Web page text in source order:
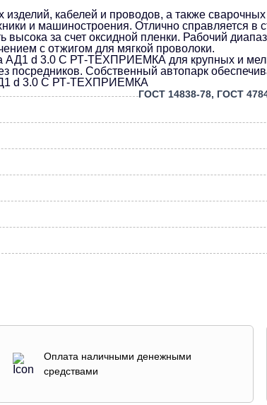
изделий, кабелей и проводов, а также
и машиностроения. Отлично справляется в
высока за счет оксидной пленки. Рабочий
с отжигом для мягкой проволоки.
d 3.0 С РТ-ТЕХПРИЕМКА для крупных и
Собственный автопарк
d 3.0 С РТ-ТЕХПРИЕМКА
ГОСТ 14838-78, ГОСТ
Оплата наличными денежными
средствами